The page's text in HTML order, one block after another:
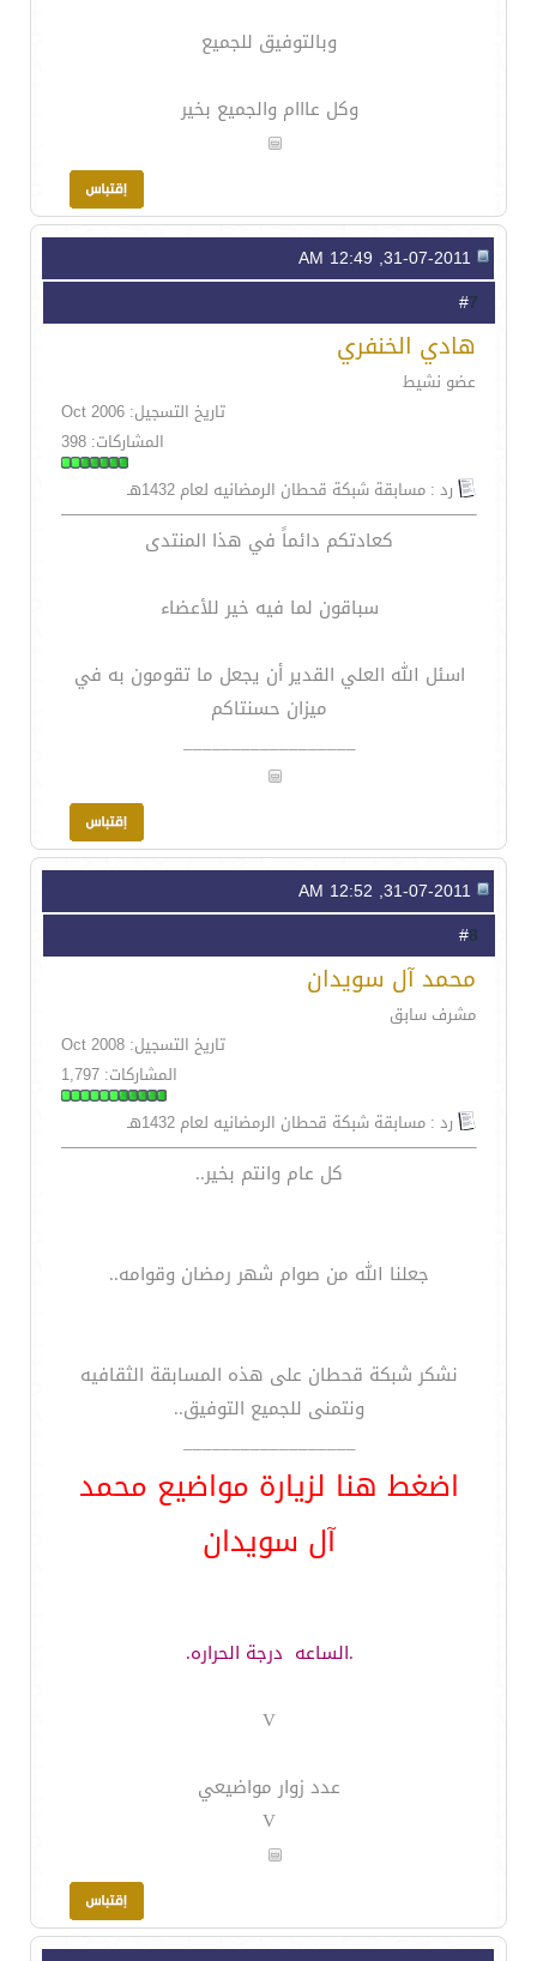
وبالتوفيق للجميع
وكل عااام والجميع بخير
7
هادي الخنفري
عضو نشيط
تاريخ التسجيل: Oct 2006
المشاركات: 398
رد : مسابقة شبكة قحطان الرمضانيه لعام 1432هـ
كعادتكم دائماً في هذا المنتدى
سباقون لما فيه خير للأعضاء
اسئل الله العلي القدير أن يجعل ما تقومون به في
ميزان حسنتاكم
__________________
8
محمد آل سويدان
مشرف سابق
تاريخ التسجيل: Oct 2008
المشاركات: 1,797
رد : مسابقة شبكة قحطان الرمضانيه لعام 1432هـ
كل عام وانتم بخير..
جعلنا الله من صوام شهر رمضان وقوامه..
نشكر شبكة قحطان على هذه المسابقة الثقافيه
ونتمنى للجميع التوفيق..
__________________
اضغط هنا لزيارة مواضيع محمد
آل سويدان
.الساعه درجة الحراره.
V
عدد زوار مواضيعي
V